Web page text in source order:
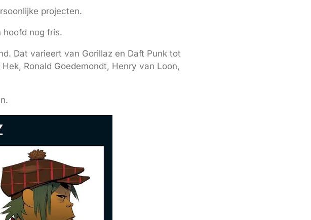
projecten.
hoofd nog fris.
Dat varieert van Gorillaz en Daft Punk tot
Ronald Goedemondt, Henry van Loon,